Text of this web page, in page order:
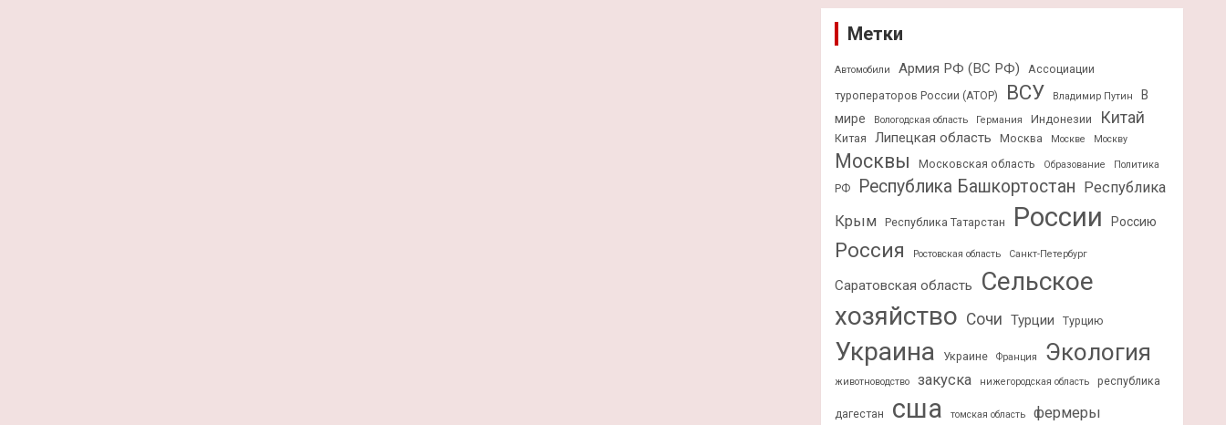
Метки
Автомобили Армия РФ (ВС РФ)
Ассоциации
туроператоров России (АТОР)
ВСУ Владимир Путин
В
мире
Вологодская область Германия Индонезии Китай
Китая Липецкая область Москва Москве Москву
Москвы Московская область Образование Политика
РФ Республика Башкортостан Республика
Крым
Республика Татарстан России Россию
Россия Ростовская область Санкт-Петербург
Саратовская область
Сельское
хозяйство Сочи Турции Турцию
Украина Украине Франция Экология
животноводство закуска нижегородская область республика
дагестан сша томская область фермеры